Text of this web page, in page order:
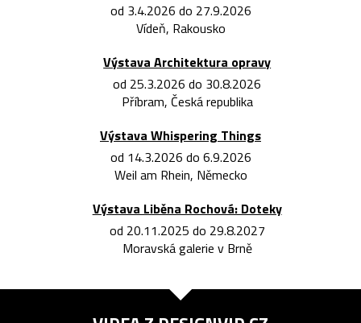
od 3.4.2026 do 27.9.2026
Vídeň, Rakousko
Výstava Architektura opravy
od 25.3.2026 do 30.8.2026
Příbram, Česká republika
Výstava Whispering Things
od 14.3.2026 do 6.9.2026
Weil am Rhein, Německo
Výstava Liběna Rochová: Doteky
od 20.11.2025 do 29.8.2027
Moravská galerie v Brně